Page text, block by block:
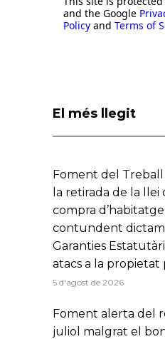
and the Google
Policy and Terms of
El més llegit
Foment del
la retirada de la
compra
contundent
Garanties
atacs a la propietat
5 d'agost de 2026
Foment alerta del
juliol malgrat el